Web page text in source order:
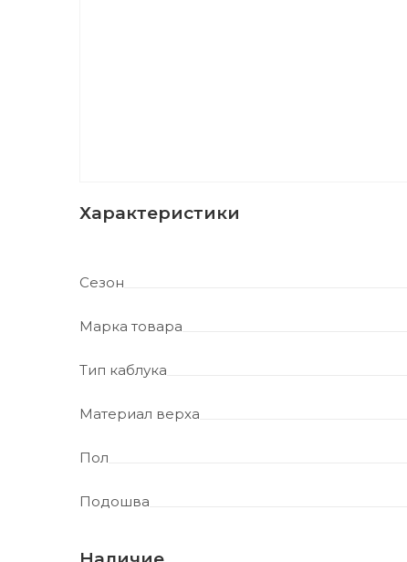
Характеристики
Сезон
Марка товара
Тип каблука
Материал верха
Пол
Подошва